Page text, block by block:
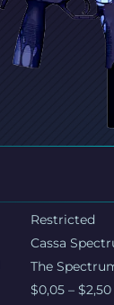
Restricted
Cassa
The
$0,05 – $2,50